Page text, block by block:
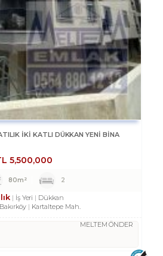
İKİ KATLI DÜKKAN YENİ BİNA
5,500,000
80m² 2
İş Yeri
Dükkan
Bakırköy Kartaltepe Mah.
MELTEM ÖNDER